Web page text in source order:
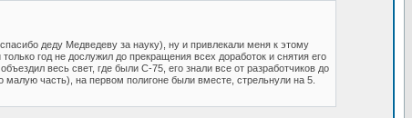
деду Медведеву за науку), ну и привлекали меня к этому
год не дослужил до прекращения всех доработок и снятия его
весь свет, где были С-75, его знали все от разработчиков до
часть), на первом полигоне были вместе, стрельнули на 5.